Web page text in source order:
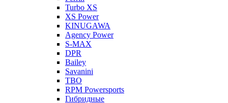
Turbo XS
XS Power
KINUGAWA
Agency Power
S-MAX
DPR
Bailey
Savanini
TBO
RPM Powersports
Гибридные